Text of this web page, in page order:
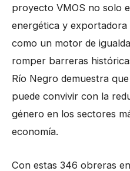
proyecto VMOS no solo
energética y
como un motor de
romper barreras
Río Negro demuestra
puede convivir con la
género en los sectores
economía.
Con estas 346 obreras